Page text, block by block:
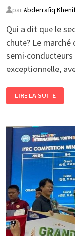
parAbderrafiq
Qui a dit que le
chute? Le
semi-
exceptionnelle,
RECORDS
DANS
DE
PRODUCTION
DE
SEMI-
CONDUCTEURS
139
MILLIARDS
DE
DOLLARS
ATTENDUS
EN
2026
LIRE LA SUITE